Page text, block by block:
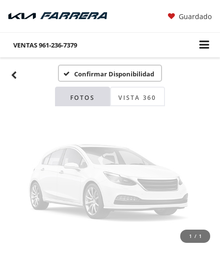
Guardado
VENTAS961-236-7379
Confirmar Disponibilidad
FOTOS VISTA 360
Fotos No
Disponibles
Por favor, revise luego
1 / 1